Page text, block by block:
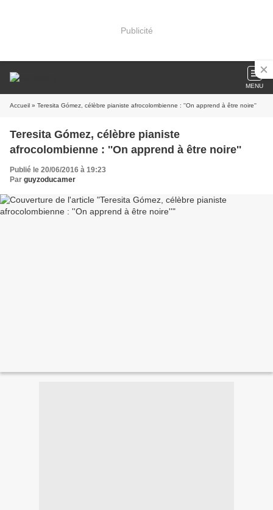
Publicité
MENU
Accueil » Teresita Gómez, célèbre pianiste afrocolombienne : ''On apprend à être noire''
Teresita Gómez, célèbre pianiste
afrocolombienne : ''On apprend à être noire''
Publié le 20/06/2016 à 19:23
Par guyzoducamer